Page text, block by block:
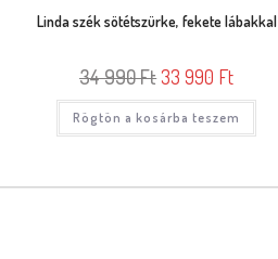
Linda szék sötétszürke, fekete lábakkal
34 990Ft 33 990 Ft
Rögtön a kosárba teszem